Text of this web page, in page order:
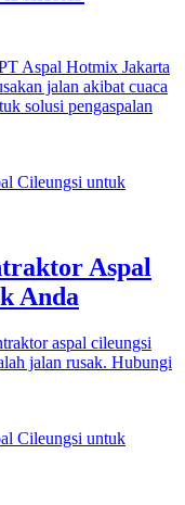
Aspal Hotmix Jakarta
jalan akibat cuaca
solusi pengaspalan
Aspal
Anda
aspal cileungsi
jalan rusak. Hubungi